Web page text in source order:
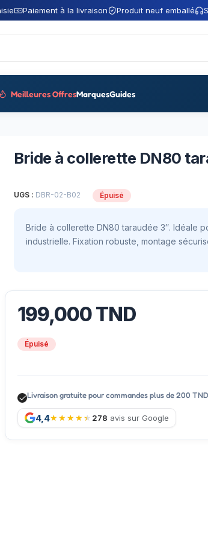
Paiement à la livraison Produit neuf emballé
Meilleures OffresMarquesGuides
Bride à collerette DN80
UGS : DBR-02-B02 Épuisé
Bride à collerette DN80 taraudée 3″. Idéale
industrielle. Fixation robuste, montage
199,000TND
Épuisé
Livraison gratuite pour commandes plus de 200 TND
4,4 278 avis sur Google